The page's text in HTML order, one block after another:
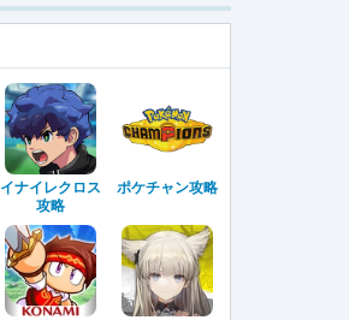
イナイレクロス
攻略
ポケチャン攻略